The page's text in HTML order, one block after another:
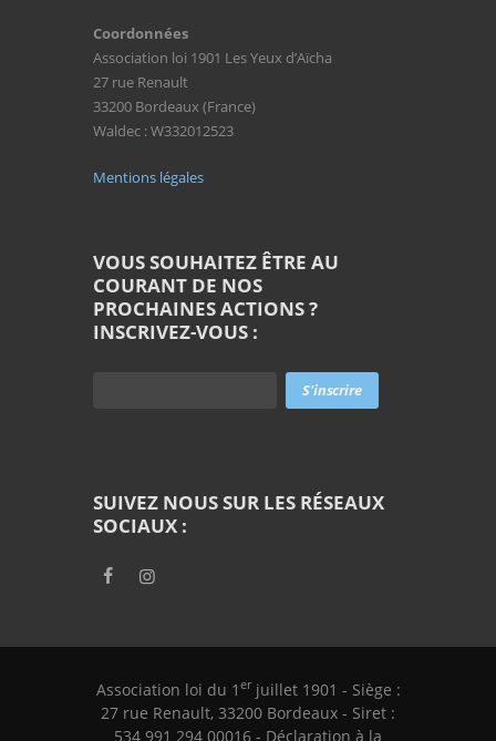
Coordonnées
Association loi 1901 Les Yeux d’Aïcha
27 rue Renault
33200 Bordeaux (France)
Waldec : W332012523
Mentions légales
VOUS SOUHAITEZ ÊTRE AU
COURANT DE NOS
PROCHAINES ACTIONS ?
INSCRIVEZ-VOUS :
SUIVEZ NOUS SUR LES RÉSEAUX
SOCIAUX :
Association loi du 1 erjuillet 1901 - Siège :
27 rue Renault, 33200 Bordeaux - Siret :
534 991 294 00016 - Déclaration à la